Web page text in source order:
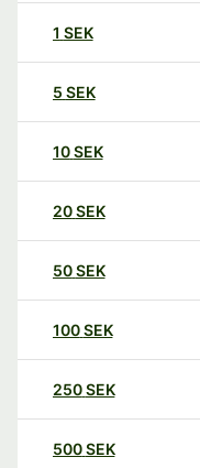
1 SEK
5 SEK
10SEK
20SEK
50SEK
100SEK
250SEK
500SEK